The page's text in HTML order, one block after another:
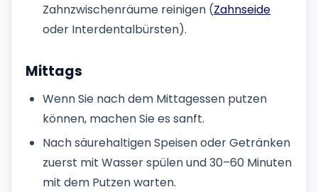
Zahnzwischenräume reinigen (Zahnseide
oder Interdentalbürsten).
Mittags
Wenn Sie nach dem Mittagessen putzen
können, machen Sie es sanft.
Nach säurehaltigen Speisen oder Getränken
zuerst mit Wasser spülen und 30–60 Minuten
mit dem Putzen warten.